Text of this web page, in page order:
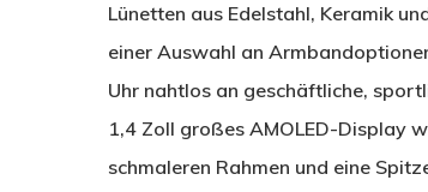
Lünetten aus Edelstahl, Keramik
einer Auswahl an
Uhr nahtlos an geschäftliche,
1,4 Zoll großes AMOLED-Display
schmaleren Rahmen und eine